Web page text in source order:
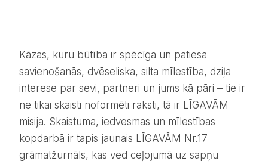
Kāzas, kuru būtība ir spēcīga un patiesa
savienošanās, dvēseliska, silta mīlestība, dziļa
interese par sevi, partneri un jums kā pāri – tie ir
ne tikai skaisti noformēti raksti, tā ir LĪGAVĀM
misija. Skaistuma, iedvesmas un mīlestības
kopdarbā ir tapis jaunais LĪGAVĀM Nr.17
grāmatžurnāls, kas ved ceļojumā uz sapņu